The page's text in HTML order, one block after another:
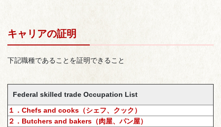
キャリアの証明
下記職種であることを証明できること
Federal skilled trade Occupation List
１．Chefs and cooks（シェフ、クック）
２．Butchers and bakers（肉屋、パン屋）